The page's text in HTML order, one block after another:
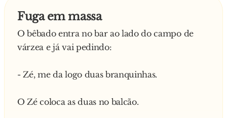
Fuga em massa
O bêbado entra no bar ao lado do campo de
várzea e já vai pedindo:
- Zé, me da logo duas branquinhas.
O Zé coloca as duas no balcão.